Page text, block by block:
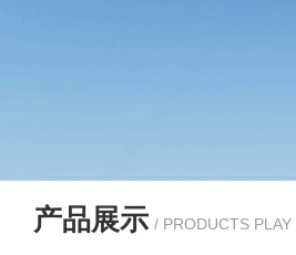
产品展示 / PRODUCTS PLAY